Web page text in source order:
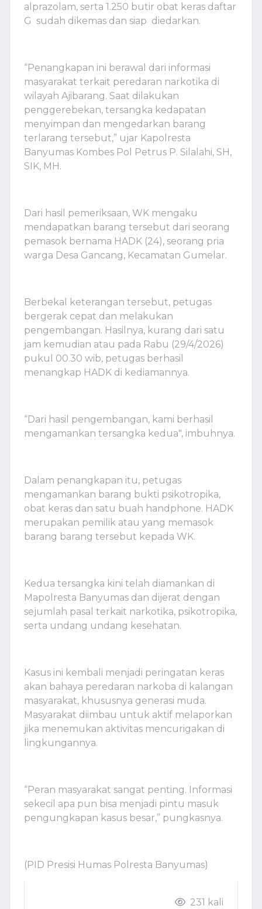
alprazolam, serta 1.250 butir obat keras daftar
G sudah dikemas dan siap diedarkan.
“Penangkapan ini berawal dari informasi
masyarakat terkait peredaran narkotika di
wilayah Ajibarang. Saat dilakukan
penggerebekan, tersangka kedapatan
menyimpan dan mengedarkan barang
terlarang tersebut,” ujar Kapolresta
Banyumas Kombes Pol Petrus P. Silalahi, SH,
SIK, MH.
Dari hasil pemeriksaan, WK mengaku
mendapatkan barang tersebut dari seorang
pemasok bernama HADK (24), seorang pria
warga Desa Gancang, Kecamatan Gumelar.
Berbekal keterangan tersebut, petugas
bergerak cepat dan melakukan
pengembangan. Hasilnya, kurang dari satu
jam kemudian atau pada Rabu (29/4/2026)
pukul 00.30 wib, petugas berhasil
menangkap HADK di kediamannya.
“Dari hasil pengembangan, kami berhasil
mengamankan tersangka kedua", imbuhnya.
Dalam penangkapan itu, petugas
mengamankan barang bukti psikotropika,
obat keras dan satu buah handphone. HADK
merupakan pemilik atau yang memasok
barang barang tersebut kepada WK.
Kedua tersangka kini telah diamankan di
Mapolresta Banyumas dan dijerat dengan
sejumlah pasal terkait narkotika, psikotropika,
serta undang undang kesehatan.
Kasus ini kembali menjadi peringatan keras
akan bahaya peredaran narkoba di kalangan
masyarakat, khususnya generasi muda.
Masyarakat diimbau untuk aktif melaporkan
jika menemukan aktivitas mencurigakan di
lingkungannya.
“Peran masyarakat sangat penting. Informasi
sekecil apa pun bisa menjadi pintu masuk
pengungkapan kasus besar,” pungkasnya.
(PID Presisi Humas Polresta Banyumas)
231 kali